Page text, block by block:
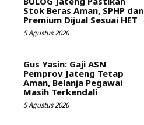
Stok Beras Aman, SPHP dan
Premium Dijual Sesuai HET
5 Agustus 2026
Gus Yasin: Gaji ASN
Pemprov Jateng Tetap
Aman, Belanja Pegawai
Masih Terkendali
5 Agustus 2026